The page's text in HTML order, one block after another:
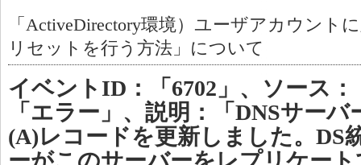
「ActiveDirectory環境）ユーザアカウント
リセットを行う方法」について
イベントID：「6702」、ソース：
「エラー」、説明：「DNSサー
(A)レコードを更新しました。DS